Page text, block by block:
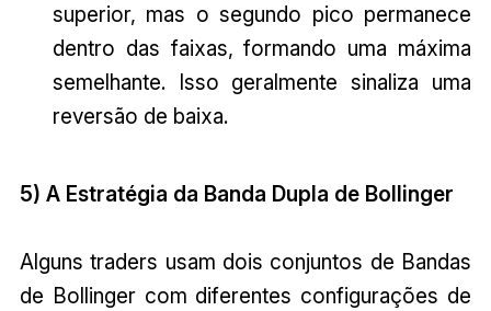
superior, mas o segundo pico permanece
dentro das faixas, formando uma máxima
semelhante. Isso geralmente sinaliza uma
reversão de baixa.
5) A Estratégia da Banda Dupla de Bollinger
Alguns traders usam dois conjuntos de Bandas
de Bollinger com diferentes configurações de